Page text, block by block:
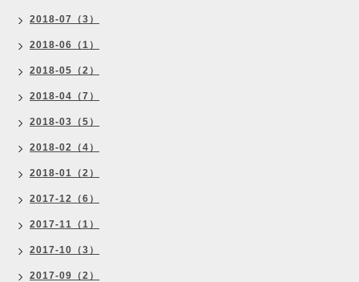
2018-07（3）
2018-06（1）
2018-05（2）
2018-04（7）
2018-03（5）
2018-02（4）
2018-01（2）
2017-12（6）
2017-11（1）
2017-10（3）
2017-09（2）